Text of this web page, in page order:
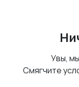
Увы,
Смягчите